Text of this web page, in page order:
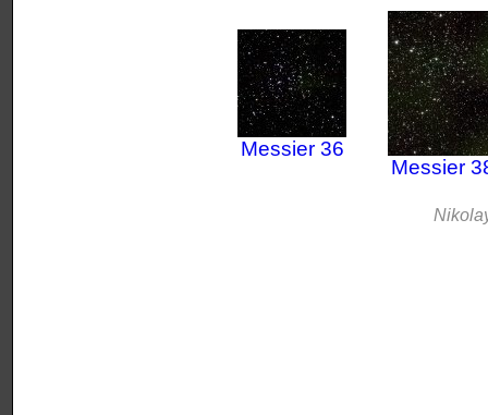
Мessier 36
Мessier